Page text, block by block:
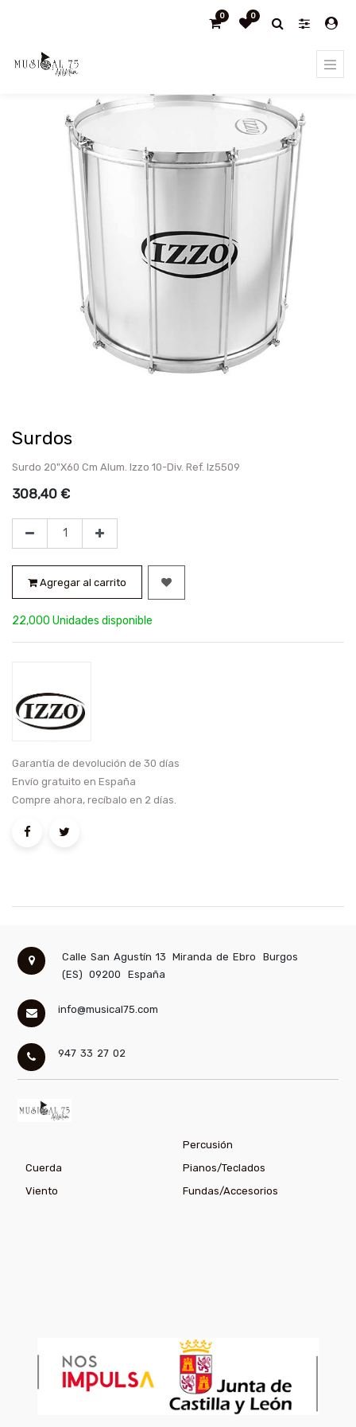
0 0
Surdos
Surdo 20"X60 Cm Alum. Izzo 10-Div. Ref. Iz5509
308,40 €
Agregar al carrito
22,000 Unidades disponible
Garantía de devolución de 30 días
Envío gratuito en España
Compre ahora, recíbalo en 2 días.
Calle San Agustín 13 Miranda de Ebro
Burgos
(ES)
09200 España
info@musical75.com
947 33 27 02
Percusión
Cuerda
Pianos/Teclados
Viento
Fundas/Accesorios